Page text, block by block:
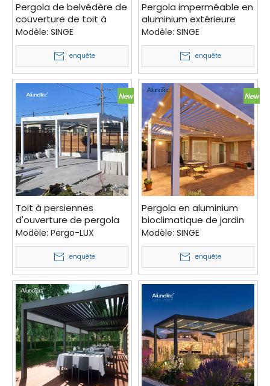
Pergola de belvédère de
couverture de toit à
persiennes
imperméables en
aluminium pour
l'extérieur
Modèle: SINGE
enquête
Pergola imperméable en
aluminium extérieure
électrique de couverture
de belvédère à
persiennes adaptée aux
besoins du client de
pavillon
Modèle: SINGE
enquête
Toit à persiennes
d'ouverture de pergola
en aluminium extérieure
de tonnelle de patio
moderne automatique
d'AlunoTec
Modèle: Pergo-LUX
enquête
Pergola en aluminium
bioclimatique de jardin
de belvédère extérieur
de système de toit de
persienne imperméable
Modèle: SINGE
enquête